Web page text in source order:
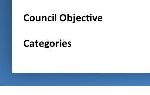
Council Objective
Categories